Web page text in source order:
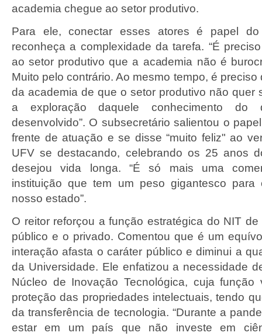
academia chegue ao setor produtivo.
Para ele, conectar esses atores é papel do
reconheça a complexidade da tarefa. “É
ao setor produtivo que a academia não é
Muito pelo contrário. Ao mesmo tempo, é preciso
da academia de que o setor produtivo não quer
a exploração daquele conhecimento do
desenvolvido”. O subsecretário salientou o
frente de atuação e se disse “muito feliz" ao
UFV se destacando, celebrando os 25 anos
desejou vida longa. “É só mais uma
instituição que tem um peso gigantesco
nosso estado”.
O reitor reforçou a função estratégica do NIT
público e o privado. Comentou que é um
interação afasta o caráter público e diminui a
da Universidade. Ele enfatizou a necessidade
Núcleo de Inovação Tecnológica, cuja
proteção das propriedades intelectuais, tendo
da transferência de tecnologia. “Durante a
estar em um país que não investe em